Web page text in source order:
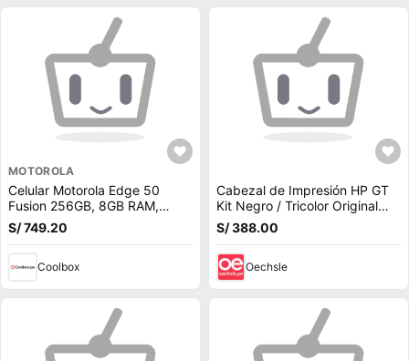
MOTOROLA
Celular Motorola Edge 50
Fusion 256GB, 8GB RAM,
cámara trasera 50MP y frontal
32MP, 6.7"", verde azulado
S/ 749.20
Coolbox
Cabezal de Impresión HP GT
Kit Negro / Tricolor Original
3YP86AL
S/ 388.00
Oechsle